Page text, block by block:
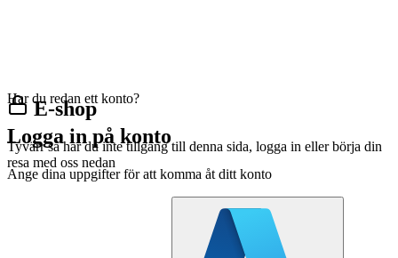
E-shop
Tyvärr så har du inte tillgång till denna sida, logga in eller börja din
resa med oss nedan
Har du redan ett konto?
Logga in på konto
Ange dina uppgifter för att komma åt ditt konto